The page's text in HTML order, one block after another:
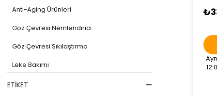
Anti-Aging Ürünleri
Göz Çevresi Nemlendirici
Göz Çevresi Sıkılaştırma
Leke Bakımı
ETIKET